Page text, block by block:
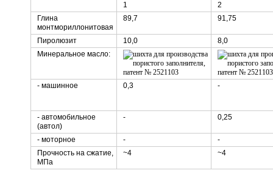
1
2
Глина
монтмориллонитовая
89,7 91,75
Пиролюзит 10,0
8,0
Минеральное масло:
- машинное 0,3 -
- автомобильное
(автол)
- 0,25
- моторное -
-
Прочность на сжатие,
МПа
~4 ~4